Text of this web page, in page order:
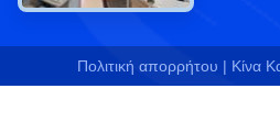
Πολιτική απορρήτου | Κίνα